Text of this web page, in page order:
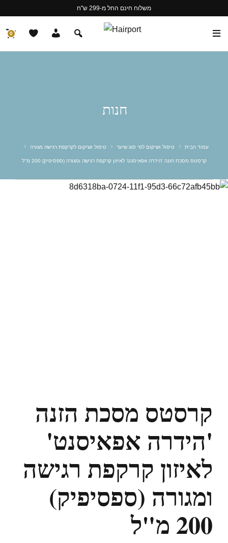
משלוח חינם החל מ-299 ש"ח
0
חנות
עמוד הבית טיפול ושיקום לפי סוג שיער טיפול ושיקום לקרקפת רגישה מגורה
קרסטס מסכת הזנה 'הידרה אפאיסנט' לאיזון קרקפת רגישה ומגורה (ספסיפיק) 200 מ"ל
קרסטס מסכת הזנה
'הידרה אפאיסנט'
לאיזון קרקפת רגישה
ומגורה (ספסיפיק)
200 מ"ל